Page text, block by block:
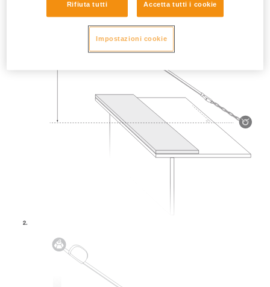
Rifiuta tutti Accetta tutti i cookie
Impostazioni cookie